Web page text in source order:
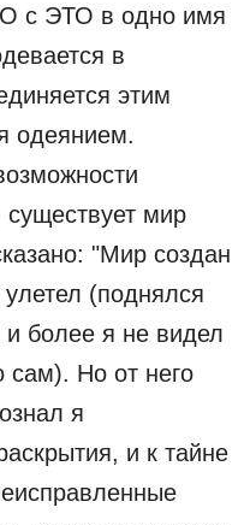
с ЭТО в одно имя
в
этим
одеянием.
существует мир
"Мир создан
(поднялся
более я не видел
сам). Но от него
я
и к тайне